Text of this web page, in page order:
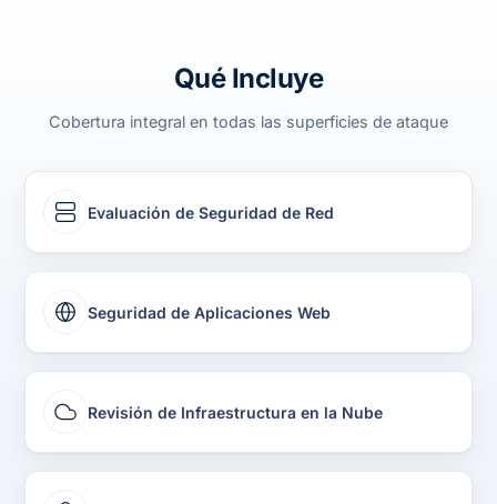
Qué Incluye
Cobertura integral en todas las superficies de ataque
Evaluación de Seguridad de Red
Seguridad de Aplicaciones Web
Revisión de Infraestructura en la Nube